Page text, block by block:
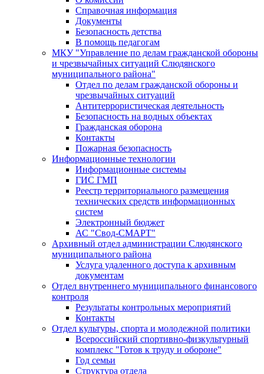
Справочная информация
Документы
Безопасность детства
В помощь педагогам
МКУ "Управление по делам гражданской обороны
и чрезвычайных ситуаций Слюдянского
муниципального района"
Отдел по делам гражданской обороны и
чрезвычайных ситуаций
Антитеррористическая деятельность
Безопасность на водных объектах
Гражданская оборона
Контакты
Пожарная безопасность
Информационные технологии
Информационные системы
ГИС ГМП
Реестр территориального размещения
технических средств информационных
систем
Электронный бюджет
АС "Свод-СМАРТ"
Архивный отдел администрации Слюдянского
муниципального района
Услуга удаленного доступа к архивным
документам
Отдел внутреннего муниципального финансового
контроля
Результаты контрольных мероприятий
Контакты
Отдел культуры, спорта и молодежной политики
Всероссийский спортивно-физкультурный
комплекс "Готов к труду и обороне"
Год семьи
Структура отдела